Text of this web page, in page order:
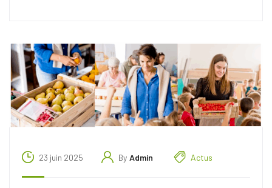
23 juin 2025 By Admin Actus